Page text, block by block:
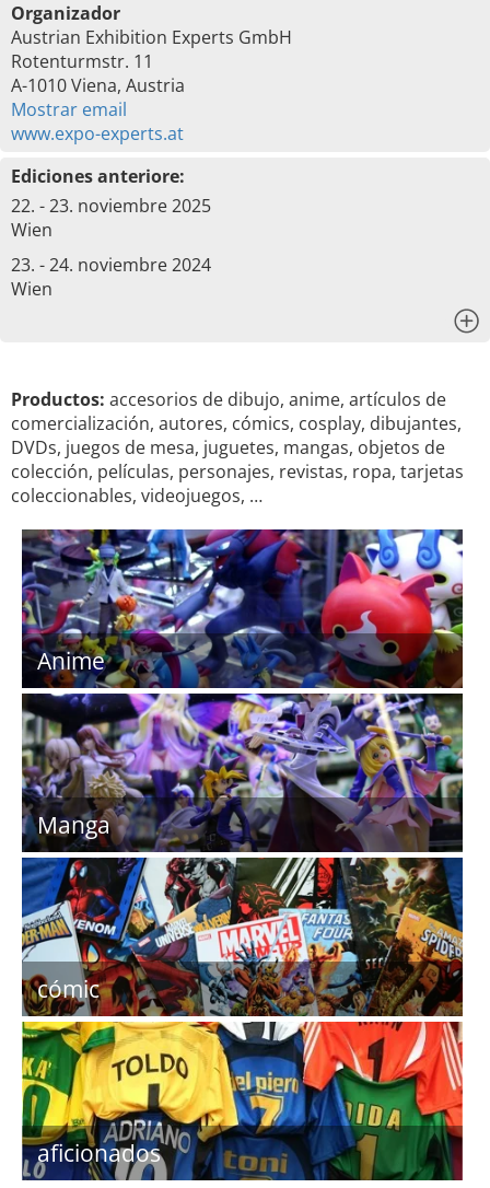
Organizador
Austrian Exhibition Experts GmbH
Rotenturmstr. 11
A-1010 Viena, Austria
Mostrar email
www.expo-experts.at
Ediciones anteriore:
22. - 23. noviembre 2025
Wien
23. - 24. noviembre 2024
Wien
Productos: accesorios de dibujo, anime, artículos de
comercialización, autores, cómics, cosplay, dibujantes,
DVDs, juegos de mesa, juguetes, mangas, objetos de
colección, películas, personajes, revistas, ropa, tarjetas
coleccionables, videojuegos, …
Anime
Manga
cómic
aficionados